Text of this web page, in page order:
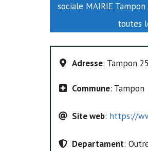
sociale MAIRIE
toutes
Adresse: Tampon
Commune: Tampon
Site web: https://
Departament: